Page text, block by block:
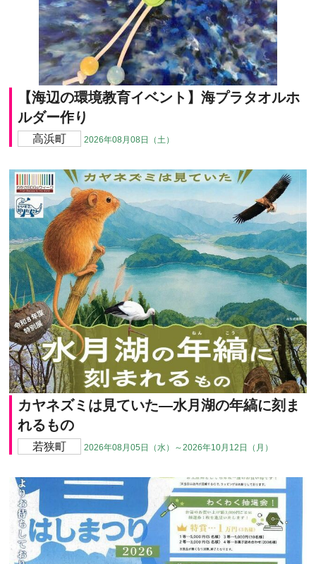
【海辺の環境教育イベント】海プラタオルホ
ルダー作り
高浜町 2026年08月08日（土）
カヤネズミは見ていた―水月湖の年縞に刻ま
れるもの
若狭町 2026年08月05日（水）～2026年10月12日（月）